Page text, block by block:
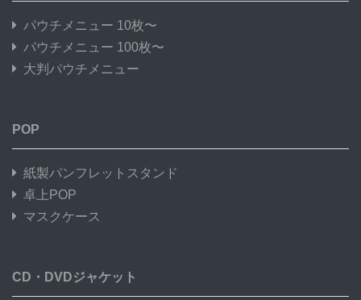
パウチメニュー 10枚〜
パウチメニュー 100枚〜
大判パウチメニュー
POP
紙製パンフレットスタンド
卓上POP
マスクケース
CD・DVDジャケット